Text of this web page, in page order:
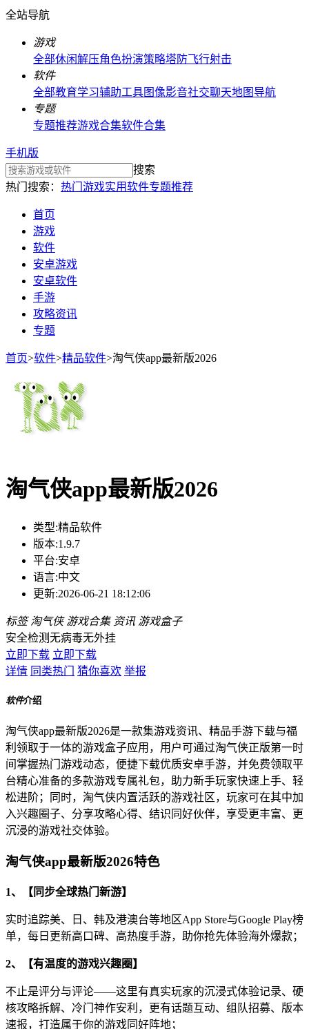
全站导航
游戏
全部休闲解压角色扮演策略塔防飞行射击
软件
全部教育学习辅助工具图像影音社交聊天地图导航
专题
专题推荐游戏合集软件合集
手机版
搜索
热门搜索： 热门游戏实用软件专题推荐
首页
游戏
软件
安卓游戏
安卓软件
手游
攻略资讯
专题
首页>软件>精品软件>淘气侠app最新版2026
淘气侠app最新版2026
类型:精品软件
版本:1.9.7
平台:安卓
语言:中文
更新:2026-06-21 18:12:06
标签 淘气侠 游戏合集 资讯 游戏盒子
安全检测无病毒无外挂
立即下载 立即下载
详情 同类热门 猜你喜欢 举报
软件介绍
淘气侠app最新版2026是一款集游戏资讯、精品手游下载与福
利领取于一体的游戏盒子应用，用户可通过淘气侠正版第一时
间掌握热门游戏动态，便捷下载优质安卓手游，并免费领取平
台精心准备的多款游戏专属礼包，助力新手玩家快速上手、轻
松进阶；同时，淘气侠内置活跃的游戏社区，玩家可在其中加
入兴趣圈子、分享攻略心得、结识同好伙伴，享受更丰富、更
沉浸的游戏社交体验。
淘气侠app最新版2026特色
1、【同步全球热门新游】
实时追踪美、日、韩及港澳台等地区App Store与Google Play榜
单，每日更新高口碑、高热度手游，助你抢先体验海外爆款；
2、【有温度的游戏兴趣圈】
不止是评分与评论——这里有真实玩家的沉浸式体验记录、硬
核攻略拆解、冷门神作安利，更有话题互动、组队招募、版本
速报，打造属于你的游戏同好阵地；